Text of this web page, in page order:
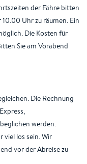
der Fähre bitten
Uhr zu räumen. Ein
Die Kosten für
Sie am Vorabend
Die Rechnung
werden.
viel los sein. Wir
vor der Abreise zu